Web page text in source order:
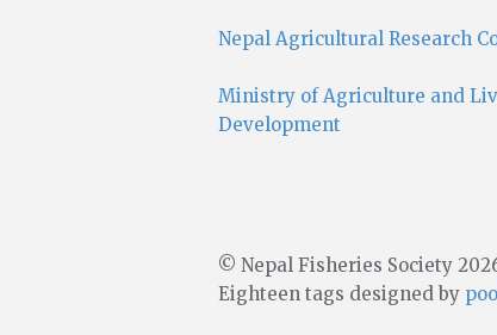
Nepal Agricultural Research
Ministry of Agriculture and
Development
© Nepal Fisheries Society
Eighteen tags designed by